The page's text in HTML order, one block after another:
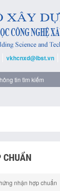
vkhcnxd@ibst.vn
CHUẨN
nhận hợp chuẩn